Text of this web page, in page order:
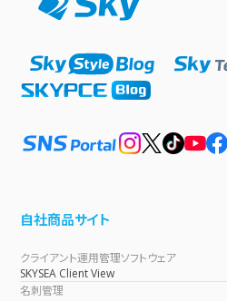
自社商品サイト
クライアント運用管理ソフトウェア
SKYSEA Client View
名刺管理